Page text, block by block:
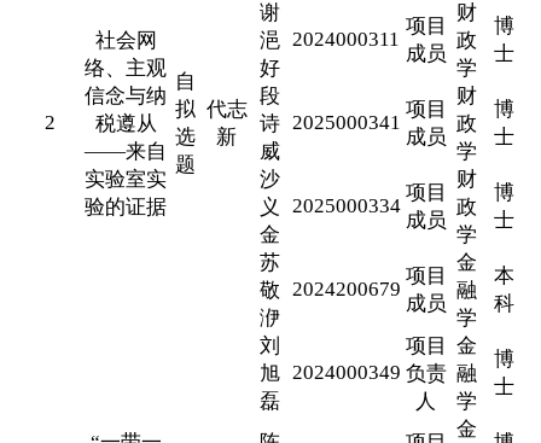
2
社会网
络、主观
信念与纳
税遵从
——来自
实验室实
验的证据
自
拟
选
题
代志
新
谢
浥
好
2024000311
项目
成员
财
政
学
博
士
段
诗
威
2025000341
项目
成员
财
政
学
博
士
沙
义
金
2025000334
项目
成员
财
政
学
博
士
苏
敬
洢
2024200679
项目
成员
金
融
学
本
科
刘
旭
磊
2024000349
项目
负责
人
金
融
学
博
士
金